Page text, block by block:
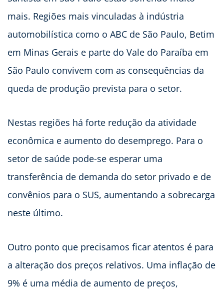
mais. Regiões mais vinculadas à indústria
automobilística como o ABC de São Paulo, Betim
em Minas Gerais e parte do Vale do Paraíba em
São Paulo convivem com as consequências da
queda de produção prevista para o setor.
Nestas regiões há forte redução da atividade
econômica e aumento do desemprego. Para o
setor de saúde pode-se esperar uma
transferência de demanda do setor privado e de
convênios para o SUS, aumentando a sobrecarga
neste último.
Outro ponto que precisamos ficar atentos é para
a alteração dos preços relativos. Uma inflação de
9% é uma média de aumento de preços,